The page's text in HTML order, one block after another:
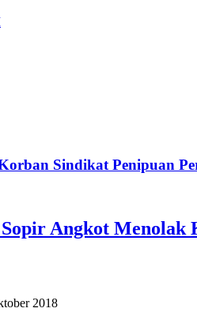
Sindikat Penipuan
Sopir Angkot
2018